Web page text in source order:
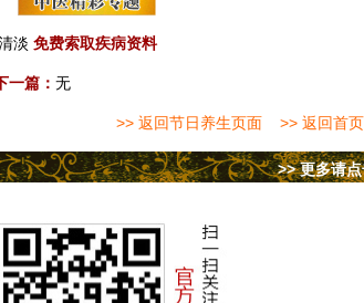
淡 免费索取疾病资料
一篇： 无
>> 返回节日养生页面 >> 返回首页
>> 更多请